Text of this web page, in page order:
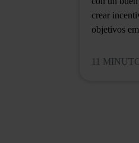
crear
objetivos
11